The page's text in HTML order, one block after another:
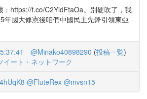
：https://t.co/C2YidFtaOa。別硬吹了，我
年國大修憲後咱們中國民主先鋒引領東亞
@Minako40898290 (投稿一覧)
イート・ネットワーク
@FluteRex @mvsn15